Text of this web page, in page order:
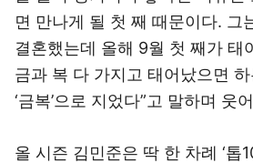
면 만나게 될 첫 째 때문이다. 그
결혼했는데 올해 9월 첫 째가 태
금과 복 다 가지고 태어났으면
‘금복’으로 지었다”고 말하며 웃
올 시즌 김민준은 딱 한 차례 ‘톱